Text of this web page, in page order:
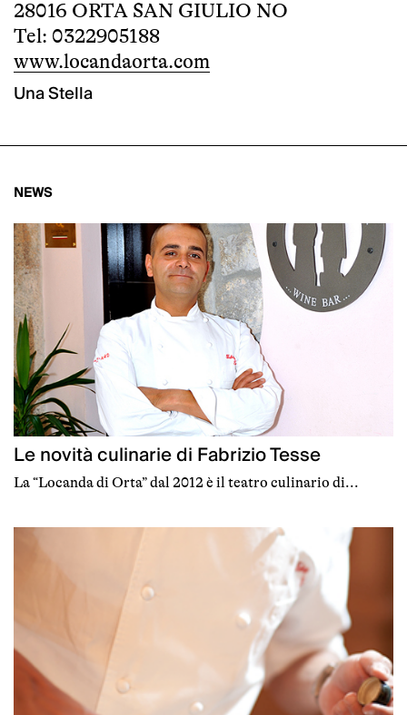
28016 ORTA SAN GIULIO NO
Tel: 0322905188
www.locandaorta.com
Una Stella
NEWS
Le novità culinarie di Fabrizio Tesse
La “Locanda di Orta” dal 2012 è il teatro culinario di...